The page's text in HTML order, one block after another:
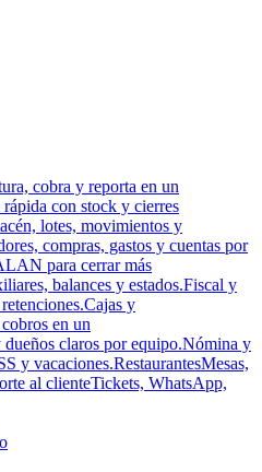
cobra y reporta en un
rápida con stock y cierres
lotes, movimientos y
compras, gastos y cuentas por
para cerrar más
balances y estados.Fiscal y
Cajas y
en un
dueños claros por equipo.Nómina y
y vacaciones.RestaurantesMesas,
al clienteTickets, WhatsApp,